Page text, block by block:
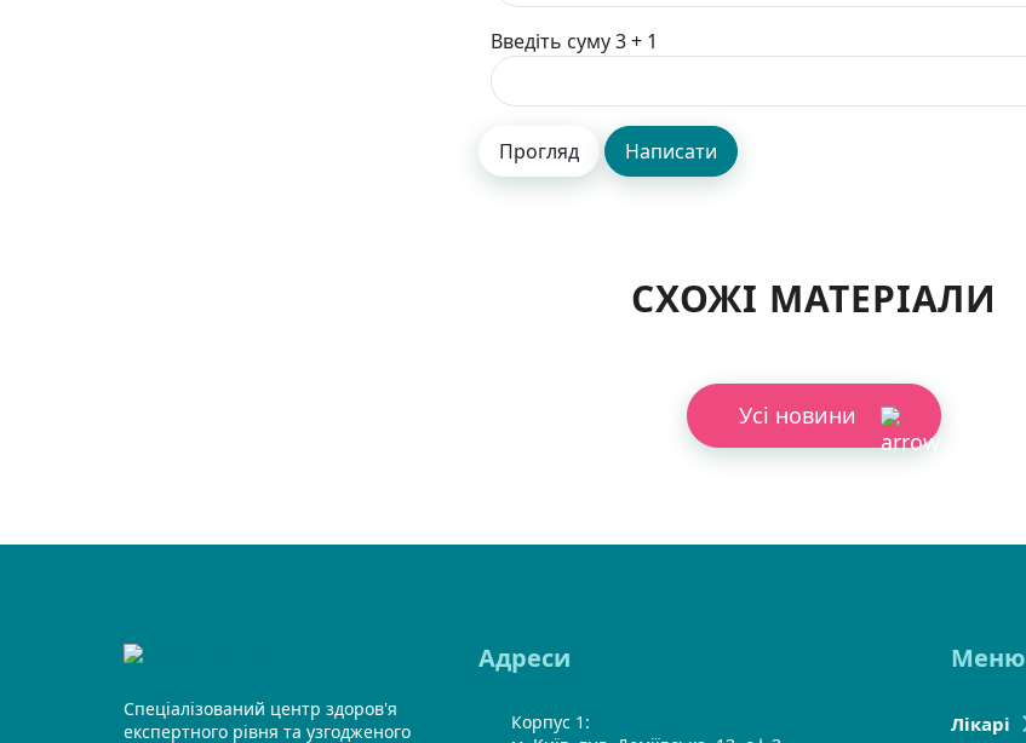
Введіть суму 3 + 1
СХОЖІ МАТЕРІАЛИ
Усі новини
Спеціалізований центр здоров'я
експертного рівня та узгодженого
Адреси
Корпус 1:
Меню
Лікарі